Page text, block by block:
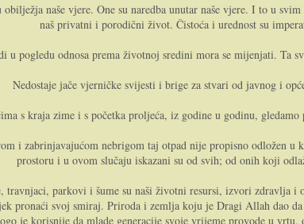
obilježja naše vjere. One su naredba unutar naše vjere. I to u
naš privatni i porodični život. Čistoća i urednost su
u pogledu odnosa prema životnoj sredini mora se mijenjati. Ta
Nedostaje jače vjerničke svijesti i brige za stvari od javnog i
s kraja zime i s početka proljeća, iz godine u godinu,
i zabrinjavajućom nebrigom taj otpad nije propisno odložen
prostoru i u ovom slučaju iskazani su od svih; od onih koji
travnjaci, parkovi i šume su naši životni resursi, izvori zdravlja
pronaći svoj smiraj. Priroda i zemlja koju je Dragi Allah dao
je korisnije da mlade generacije svoje vrijeme provode u